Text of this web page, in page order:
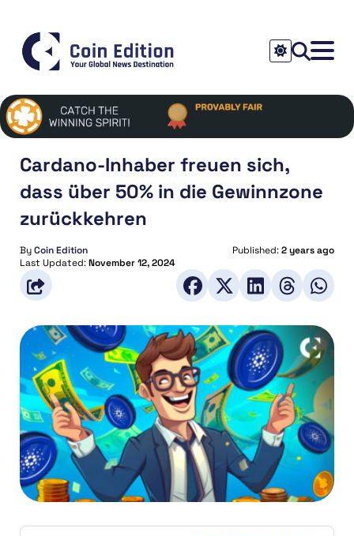
Cardano-Inhaber freuen sich,
dass über 50% in die Gewinnzone
zurückkehren
ByCoin Edition Published:2 years ago
Last Updated:November 12, 2024